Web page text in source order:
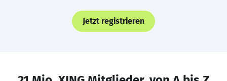
Jetzt registrieren